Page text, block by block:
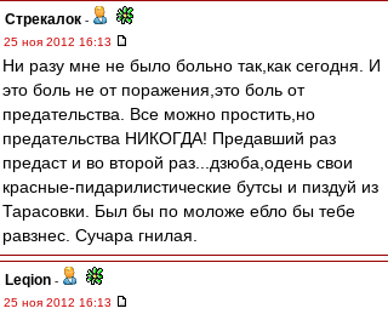
Стрекалок -
25 ноя 2012 16:13
Ни разу мне не было больно так,как сегодня. И
это боль не от поражения,это боль от
предательства. Все можно простить,но
предательства НИКОГДА! Предавший раз
предаст и во второй раз...дзюба,одень свои
красные-пидарилистические бутсы и пиздуй из
Тарасовки. Был бы по моложе ебло бы тебе
равзнес. Сучара гнилая.
Leqion -
25 ноя 2012 16:13